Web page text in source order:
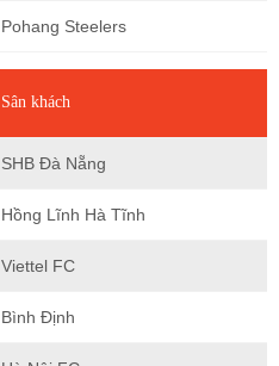
Pohang Steelers
Sân khách
SHB Đà Nẵng
Hồng Lĩnh Hà Tĩnh
Viettel FC
Bình Định